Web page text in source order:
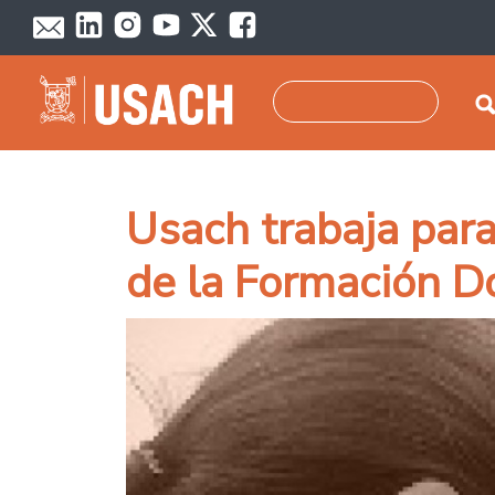
Pasar al contenido principal
Usach trabaja
de la Formación